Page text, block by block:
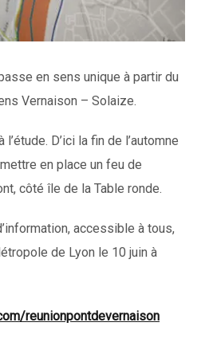
en sens unique à partir du
Vernaison – Solaize.
D’ici la fin de l’automne
en place un feu de
côté île de la Table ronde.
accessible à tous,
de Lyon le 10 juin à
reunionpontdevernaison